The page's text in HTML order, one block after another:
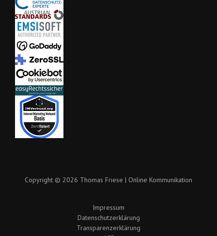
Copyright © 2026 Thomas Friese | Online Kommunikation
Impressum
Datenschutzerklärung
Transparenzerklärung